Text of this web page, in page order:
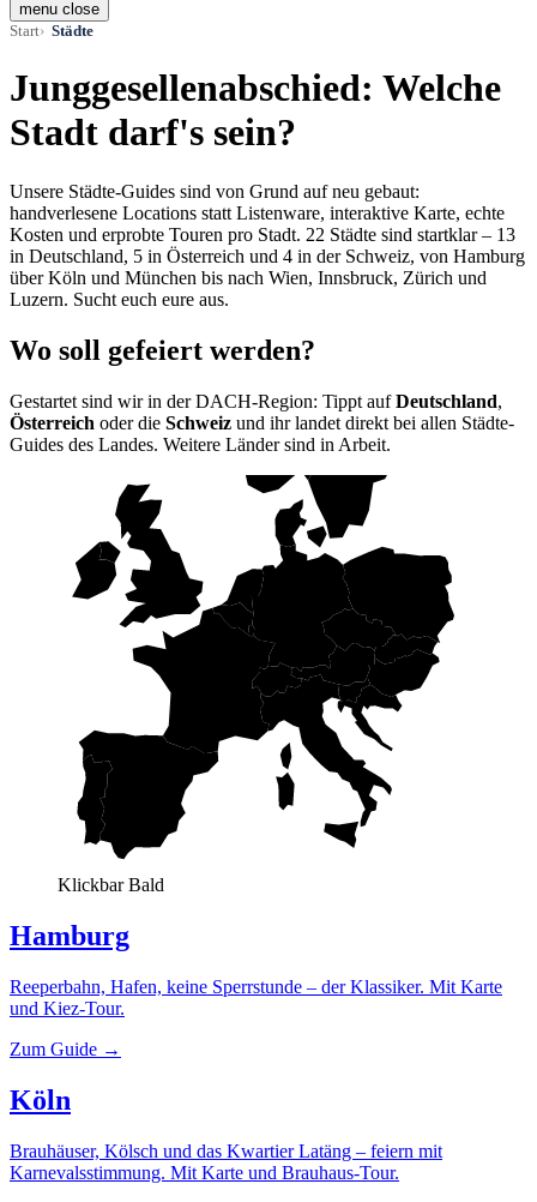
menu close
Start
Städte
Junggesellenabschied: Welche
Stadt darf's sein?
Unsere Städte-Guides sind von Grund auf neu gebaut:
handverlesene Locations statt Listenware, interaktive Karte, echte
Kosten und erprobte Touren pro Stadt. 22 Städte sind startklar – 13
in Deutschland, 5 in Österreich und 4 in der Schweiz, von Hamburg
über Köln und München bis nach Wien, Innsbruck, Zürich und
Luzern. Sucht euch eure aus.
Wo soll gefeiert werden?
Gestartet sind wir in der DACH-Region: Tippt aufDeutschland,
Österreich oder die Schweiz und ihr landet direkt bei allen Städte-
Guides des Landes. Weitere Länder sind in Arbeit.
Klickbar Bald
Hamburg
Reeperbahn, Hafen, keine Sperrstunde – der Klassiker. Mit Karte
und Kiez-Tour.
Zum Guide →
Köln
Brauhäuser, Kölsch und das Kwartier Latäng – feiern mit
Karnevalsstimmung. Mit Karte und Brauhaus-Tour.